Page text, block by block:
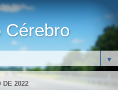
Cérebro
▼
DE 2022